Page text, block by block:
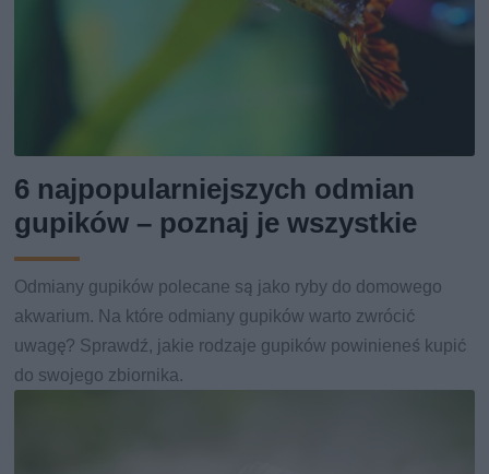
6 najpopularniejszych odmian
gupików – poznaj je wszystkie
Odmiany gupików polecane są jako ryby do domowego
akwarium. Na które odmiany gupików warto zwrócić
uwagę? Sprawdź, jakie rodzaje gupików powinieneś kupić
do swojego zbiornika.